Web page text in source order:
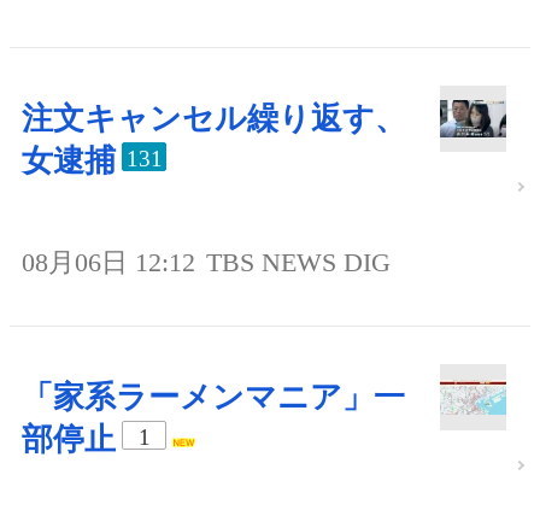
注文キャンセル繰り返す、
女逮捕 131
08月06日 12:12 TBS NEWS DIG
「家系ラーメンマニア」一
部停止
1